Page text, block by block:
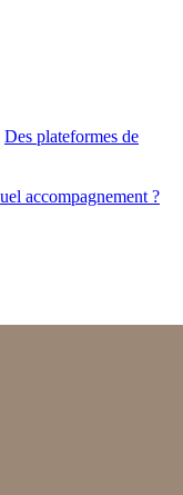
Des plateformes de
accompagnement ?